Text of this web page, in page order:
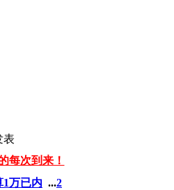
表
每次到来！
1万已内 ...2